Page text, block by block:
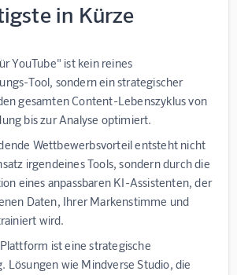
in Kürze
YouTube" ist kein reines
Tool, sondern ein strategischer
gesamten Content-Lebenszyklus von
bis zur Analyse optimiert.
Wettbewerbsvorteil entsteht nicht
irgendeines Tools, sondern durch die
eines anpassbaren KI-Assistenten, der
Daten, Ihrer Markenstimme und
wird.
ist eine strategische
Lösungen wie Mindverse Studio, die